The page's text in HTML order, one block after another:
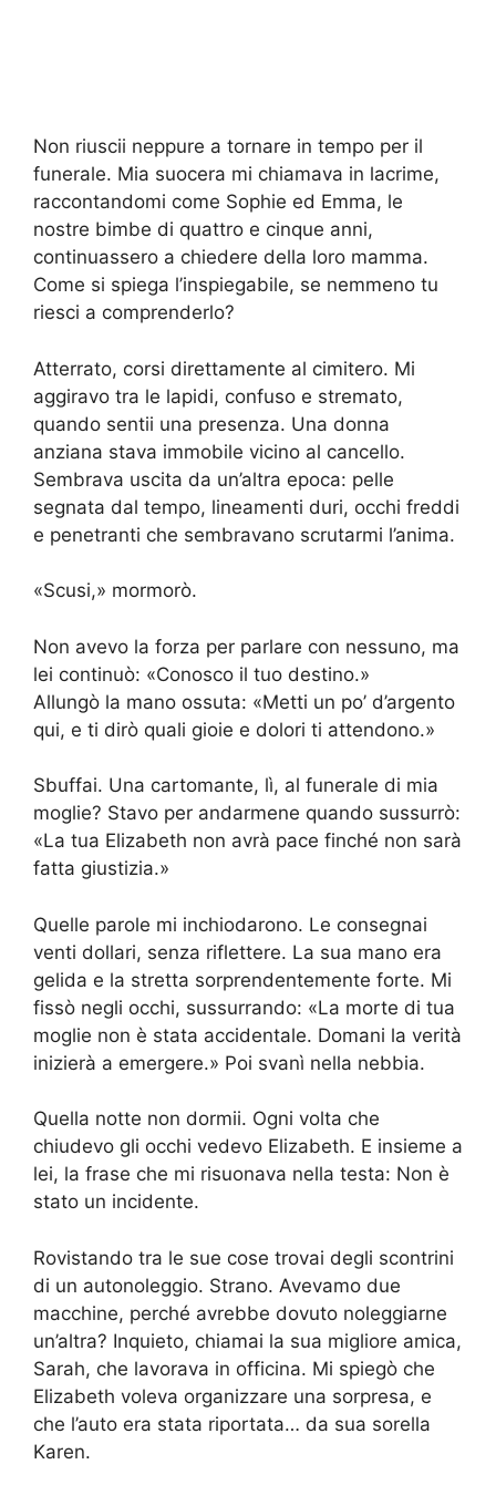
Non riuscii neppure a tornare in tempo per il
funerale. Mia suocera mi chiamava in lacrime,
raccontandomi come Sophie ed Emma, le
nostre bimbe di quattro e cinque anni,
continuassero a chiedere della loro mamma.
Come si spiega l’inspiegabile, se nemmeno tu
riesci a comprenderlo?
Atterrato, corsi direttamente al cimitero. Mi
aggiravo tra le lapidi, confuso e stremato,
quando sentii una presenza. Una donna
anziana stava immobile vicino al cancello.
Sembrava uscita da un’altra epoca: pelle
segnata dal tempo, lineamenti duri, occhi freddi
e penetranti che sembravano scrutarmi l’anima.
«Scusi,» mormorò.
Non avevo la forza per parlare con nessuno, ma
lei continuò: «Conosco il tuo destino.»
Allungò la mano ossuta: «Metti un po’ d’argento
qui, e ti dirò quali gioie e dolori ti attendono.»
Sbuffai. Una cartomante, lì, al funerale di mia
moglie? Stavo per andarmene quando sussurrò:
«La tua Elizabeth non avrà pace finché non sarà
fatta giustizia.»
Quelle parole mi inchiodarono. Le consegnai
venti dollari, senza riflettere. La sua mano era
gelida e la stretta sorprendentemente forte. Mi
fissò negli occhi, sussurrando: «La morte di tua
moglie non è stata accidentale. Domani la verità
inizierà a emergere.» Poi svanì nella nebbia.
Quella notte non dormii. Ogni volta che
chiudevo gli occhi vedevo Elizabeth. E insieme a
lei, la frase che mi risuonava nella testa: Non è
stato un incidente.
Rovistando tra le sue cose trovai degli scontrini
di un autonoleggio. Strano. Avevamo due
macchine, perché avrebbe dovuto noleggiarne
un’altra? Inquieto, chiamai la sua migliore amica,
Sarah, che lavorava in officina. Mi spiegò che
Elizabeth voleva organizzare una sorpresa, e
che l’auto era stata riportata… da sua sorella
Karen.